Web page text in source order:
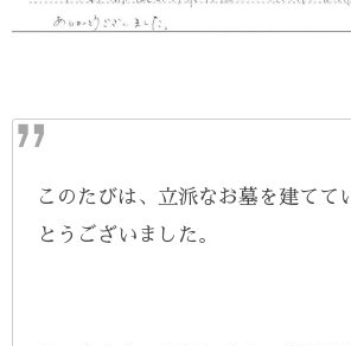
このたびは、立派なお墓を建てて
とうございました。